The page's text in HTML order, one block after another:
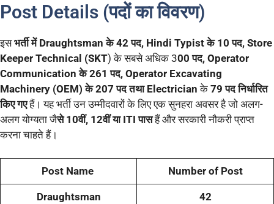
Post Details (पदों का विवरण)
इसभर्ती में Draughtsman के 42 पद, Hindi Typist के 10 पद, Store
Keeper Technical (SKT) के सबसे अधिक 300 पद, Operator
Communication के 261 पद, Operator Excavating
Machinery (OEM) के 207 पद तथा Electrician के 79 पद निर्धारित
किए गएहैं। यह भर्ती उन उम्मीदवारों के लिए एक सुनहरा अवसर है जो अलग-
अलग योग्यता जैसे 10वीं, 12वीं या ITI पासहैं और सरकारी नौकरी प्राप्त
करना चाहते हैं।
Post Name Number of Post
Draughtsman 42